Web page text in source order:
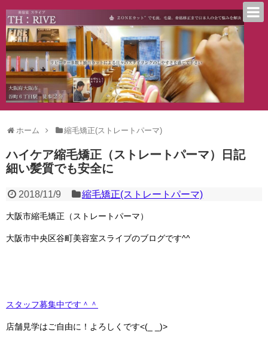
ホーム 縮毛矯正(ストレートパーマ)
ハイケア縮毛矯正（ストレートパーマ）日記
細い髪質でも安全に
2018/11/9 縮毛矯正(ストレートパーマ)
大阪市縮毛矯正（ストレートパーマ）
大阪市中央区谷町美容室スライブのブログです^^
スタッフ募集中です＾＾
店舗見学はご自由に！よろしくです<(_ _)>